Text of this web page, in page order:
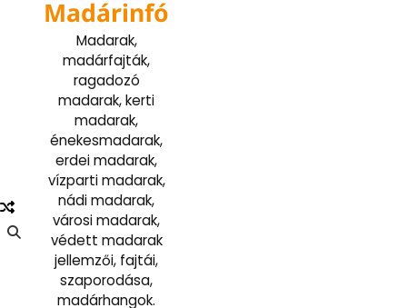
Madárinfó
Madarak,
madárfajták,
ragadozó
madarak, kerti
madarak,
énekesmadarak,
erdei madarak,
vízparti madarak,
nádi madarak,
városi madarak,
védett madarak
jellemzői, fajtái,
szaporodása,
madárhangok.